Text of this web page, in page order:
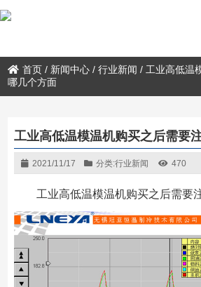
首页 / 新闻中心 /行业新闻 / 工业高低温
哪几个方面
工业高低温模温机购买之后需要
2021/11/17 分类:行业新闻 470
工业高低温模温机购买之后需要